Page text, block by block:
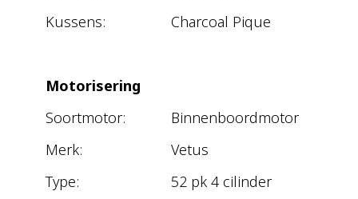
Kussens:
Charcoal Pique
Motorisering
Soortmotor:
Binnenboordmotor
Merk:
Vetus
Type:
52 pk 4 cilinder